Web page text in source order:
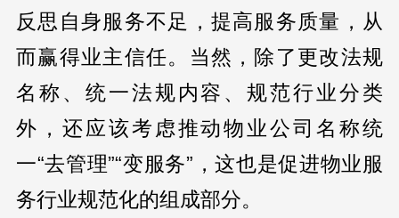
反思自身服务不足，提高服务质量，从
而赢得业主信任。当然，除了更改法规
名称、统一法规内容、规范行业分类
外，还应该考虑推动物业公司名称统
一“去管理”“变服务”，这也是促进物业服
务行业规范化的组成部分。